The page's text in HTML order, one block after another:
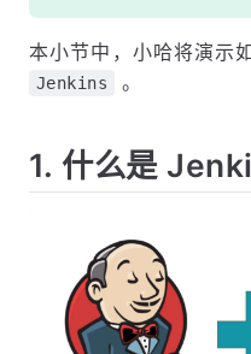
本小节中，小哈将演示
Jenkins 。
1. 什么是